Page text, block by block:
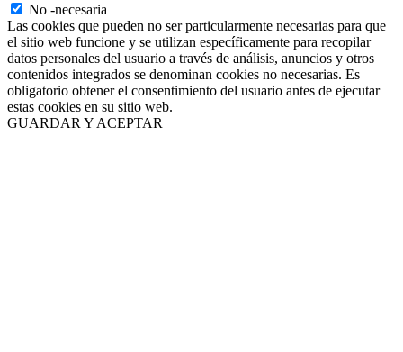
No -necesaria
Las cookies que pueden no ser particularmente necesarias para que
el sitio web funcione y se utilizan específicamente para recopilar
datos personales del usuario a través de análisis, anuncios y otros
contenidos integrados se denominan cookies no necesarias. Es
obligatorio obtener el consentimiento del usuario antes de ejecutar
estas cookies en su sitio web.
GUARDAR Y ACEPTAR